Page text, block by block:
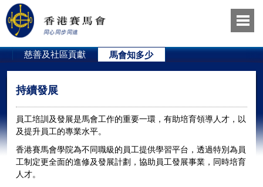
慈善及社區貢獻 馬會知多少
持續發展
員工培訓及發展是馬會工作的重要一環，有助培育領導人才，以
及提升員工的專業水平。
香港賽馬會學院為不同職級的員工提供學習平台，透過特別為員
工制定更全面的進修及發展計劃，協助員工發展事業，同時培育
人才。